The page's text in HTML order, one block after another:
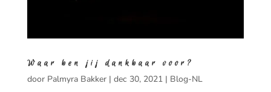
Waar ben jij dankbaar voor?
door Palmyra Bakker| dec 30, 2021| Blog-NL